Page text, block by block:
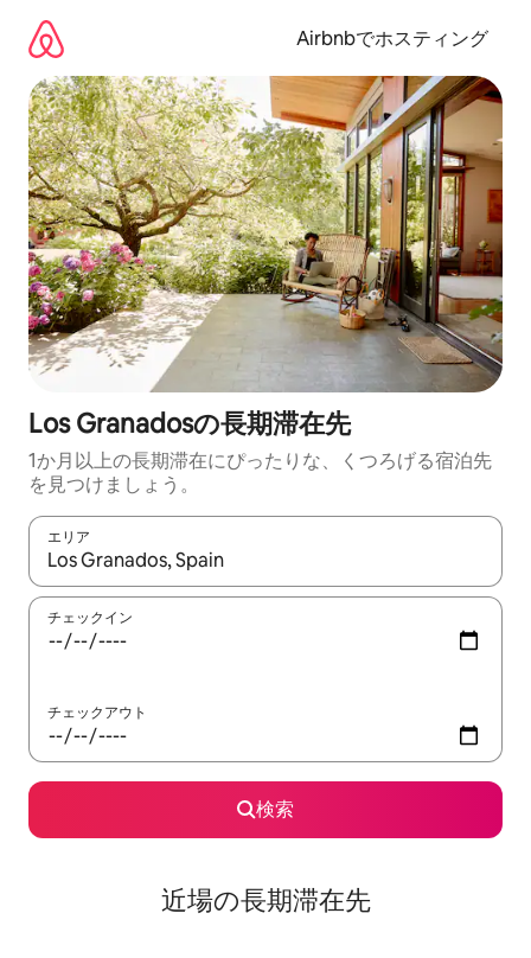
Airbnbでホスティング
Los Granadosの長期滞在先
1か月以上の長期滞在にぴったりな、くつろげる宿泊先
を見つけましょう。
エリア
検索結果が表示されたら、上下の矢印キーを使って移動するか
チェックイン
チェックアウト
検索
近場の長期滞在先